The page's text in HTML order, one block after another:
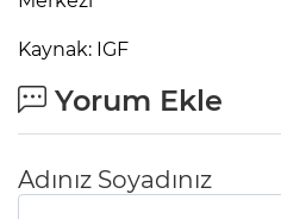
Kaynak: IGF
Yorum Ekle
Adınız Soyadınız